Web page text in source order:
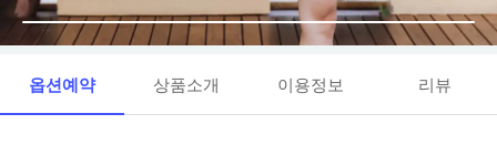
옵션예약 상품소개 이용정보 리뷰